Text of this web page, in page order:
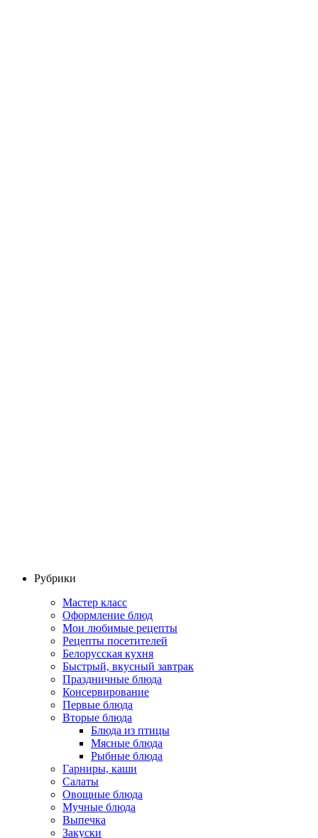
Рубрики
Мастер класс
Оформление блюд
Мои любимые рецепты
Рецепты посетителей
Белорусская кухня
Быстрый, вкусный завтрак
Праздничные блюда
Консервирование
Первые блюда
Вторые блюда
Блюда из птицы
Мясные блюда
Рыбные блюда
Гарниры, каши
Салаты
Овощные блюда
Мучные блюда
Выпечка
Закуски